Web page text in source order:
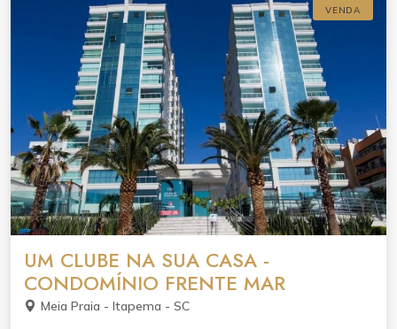
VENDA
UM CLUBE NA SUA CASA -
CONDOMÍNIO FRENTE MAR
Meia Praia - Itapema - SC